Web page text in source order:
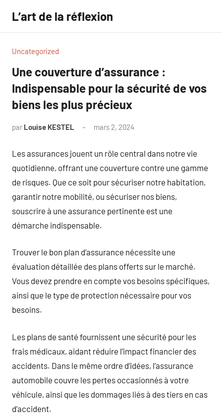
contenu
L’art de la réflexion
Uncategorized
Une couverture d’assurance :
Indispensable pour la sécurité de vos
biens les plus précieux
par Louise KESTEL mars 2, 2024
Les assurances jouent un rôle central dans notre vie
quotidienne, offrant une couverture contre une gamme
de risques. Que ce soit pour sécuriser notre habitation,
garantir notre mobilité, ou sécuriser nos biens,
souscrire à une assurance pertinente est une
démarche indispensable.
Trouver le bon plan d’assurance nécessite une
évaluation détaillée des plans offerts sur le marché.
Vous devez prendre en compte vos besoins spécifiques,
ainsi que le type de protection nécessaire pour vos
besoins.
Les plans de santé fournissent une sécurité pour les
frais médicaux, aidant réduire l’impact financier des
accidents. Dans le même ordre d’idées, l’assurance
automobile couvre les pertes occasionnés à votre
véhicule, ainsi que les dommages liés à des tiers en cas
d’accident.